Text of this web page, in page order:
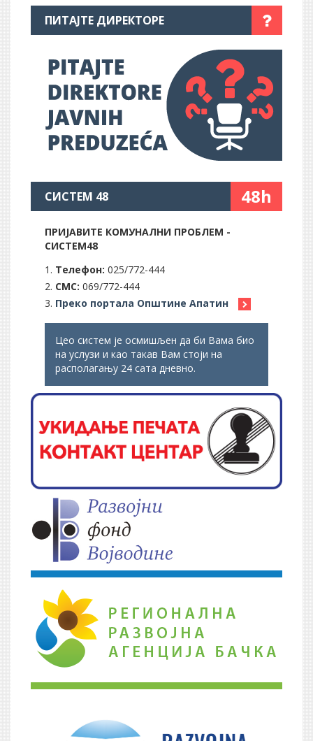
ПИТАЈТЕ ДИРЕКТОРЕ
СИСТЕМ 48 48h
ПРИЈАВИТЕ КОМУНАЛНИ ПРОБЛЕМ -
СИСТЕМ48
Телефон: 025/772-444
СМС: 069/772-444
Преко портала Општине Апатин
Цео систем је осмишљен да би Вама био
на услузи и као такав Вам стоји на
располагању 24 сата дневно.